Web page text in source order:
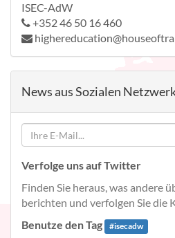
ISEC-AdW
+352 46 50 16 460
News aus Sozialen
Verfolge uns auf Twitter
Finden Sie heraus, was andere
berichten und verfolgen Sie die
Benutze den Tag
#isecadw